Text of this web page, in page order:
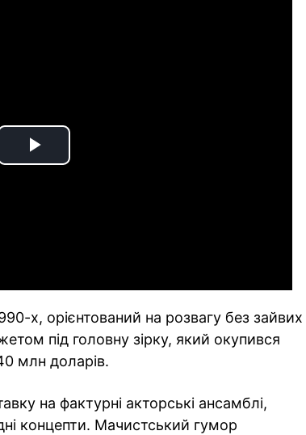
Play
х, орієнтований на розвагу без зайвих
під головну зірку, який окупився
млн доларів.
на фактурні акторські ансамблі,
концепти. Мачистський гумор